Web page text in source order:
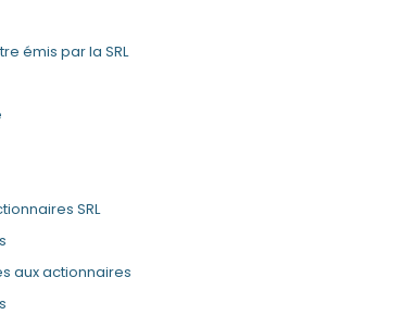
émis par la SRL
SRL
aux actionnaires